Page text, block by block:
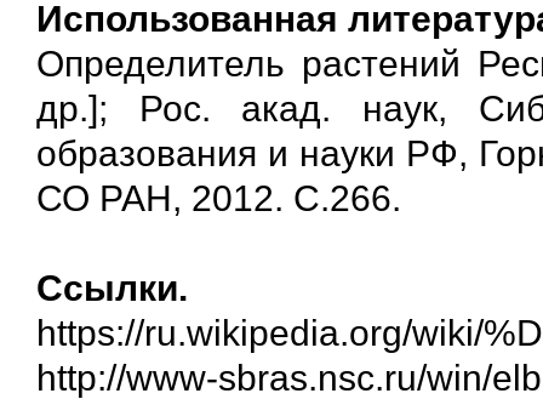
Использованная
Определитель растений
др.]; Рос. акад. наук,
образования и науки РФ,
СО РАН, 2012. С.266.
Ссылки.
https://ru.wikipedia.org/wiki/
http://www-sbras.nsc.ru/win/